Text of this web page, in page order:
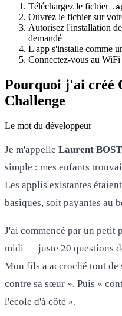
Téléchargez le fichier
Ouvrez le fichier sur
Autorisez l'installation
demandé
L'app s'installe comme
Connectez-vous au
Pourquoi j'ai créé
Challenge
Le mot du développeur
Je m'appelle Laurent BOST
simple : mes enfants
Les applis existantes
basiques, soit payantes au
J'ai commencé par un petit
midi — juste 20 questions
Mon fils a accroché tout
contre sa sœur ». Puis «
l'école d'à côté ».